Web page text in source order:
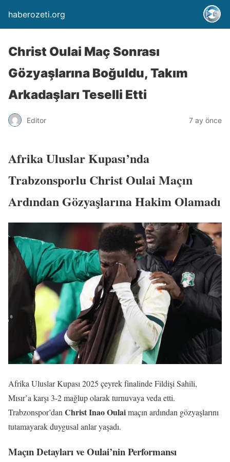
haberozeti.org
Christ Oulai Maç Sonrası
Gözyaşlarına Boğuldu, Takım
Arkadaşları Teselli Etti
Editor 7 ay önce
Afrika Uluslar Kupası’nda
Trabzonsporlu Christ Oulai Maçın
Ardından Gözyaşlarına Hakim Olamadı
Afrika Uluslar Kupası 2025 çeyrek finalinde Fildişi Sahili,
Mısır’a karşı 3-2 mağlup olarak turnuvaya veda etti.
Trabzonspor’danChrist Inao Oulaimaçın ardından gözyaşlarını
tutamayarak duygusal anlar yaşadı.
Maçın Detayları ve Oulai’nin Performansı